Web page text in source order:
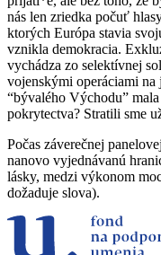
nás len zriedka počuť
ktorých Európa stavia
vznikla demokracia.
vychádza zo selektívnej
vojenskými operáciami
“bývalého Východu”
pokrytectva? Stratili sme
Počas záverečnej
nanovo vyjednávanú
lásky, medzi výkonom
dožaduje slova).